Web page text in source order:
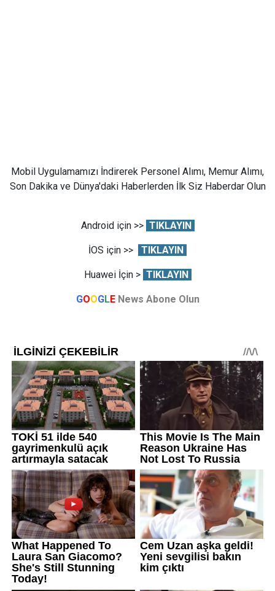
Mobil Uygulamamızı İndirerek Personel Alımı, Memur Alımı,
Son Dakika ve Dünya'daki Haberlerden İlk Siz Haberdar Olun
Android için >> TIKLAYIN
İOS için >> TIKLAYIN
Huawei İçin > TIKLAYIN
GOOGLE News Abone Olun